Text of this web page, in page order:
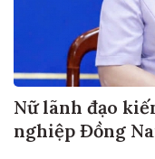
Nữ lãnh đạo
nghiệp Đồng